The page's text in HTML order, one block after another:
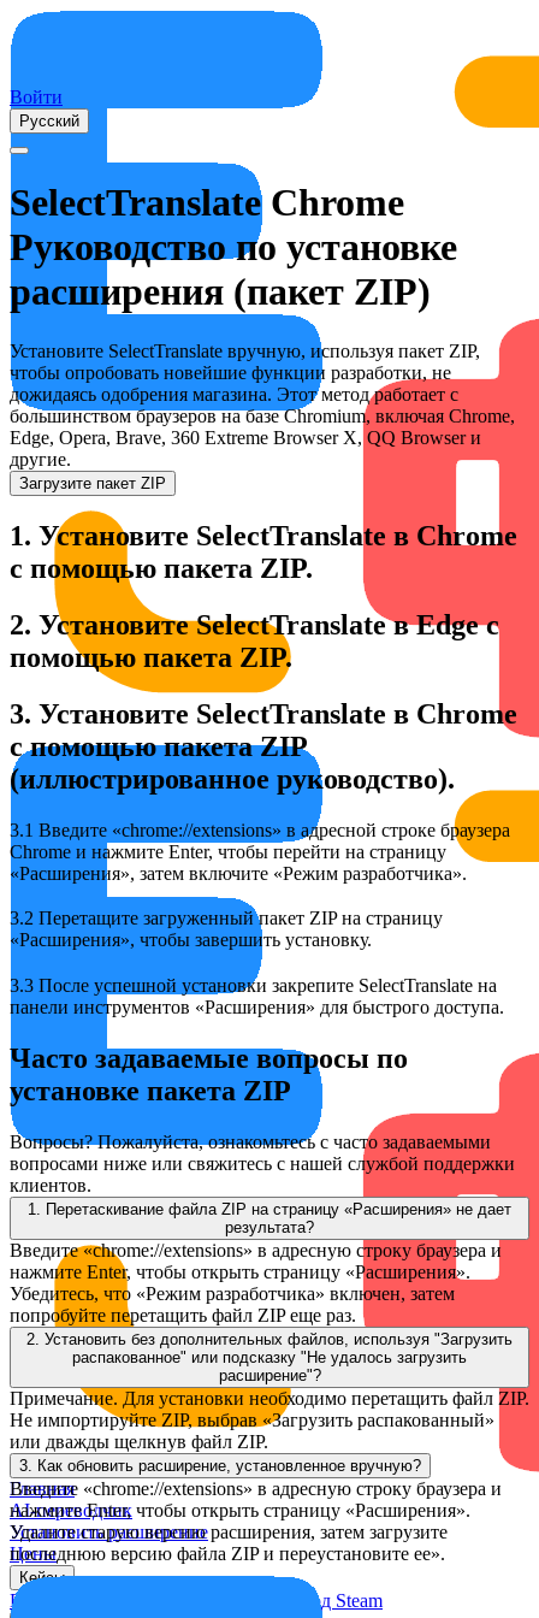
Главная
AI-переводчик
Установить расширение
Цены
Кейсы
Перевод видео Перевод Steam
Войти
Русский
SelectTranslate Chrome
Руководство по установке
расширения (пакет ZIP)
Установите SelectTranslate вручную, используя пакет ZIP,
чтобы опробовать новейшие функции разработки, не
дожидаясь одобрения магазина. Этот метод работает с
большинством браузеров на базе Chromium, включая Chrome,
Edge, Opera, Brave, 360 Extreme Browser X, QQ Browser и
другие.
Загрузите пакет ZIP
1. Установите SelectTranslate в Chrome
с помощью пакета ZIP.
2. Установите SelectTranslate в Edge с
помощью пакета ZIP.
3. Установите SelectTranslate в Chrome
с помощью пакета ZIP
(иллюстрированное руководство).
3.1 Введите «chrome://extensions» в адресной строке браузера
Chrome и нажмите Enter, чтобы перейти на страницу
«Расширения», затем включите «Режим разработчика».
3.2 Перетащите загруженный пакет ZIP на страницу
«Расширения», чтобы завершить установку.
3.3 После успешной установки закрепите SelectTranslate на
панели инструментов «Расширения» для быстрого доступа.
Часто задаваемые вопросы по
установке пакета ZIP
Вопросы? Пожалуйста, ознакомьтесь с часто задаваемыми
вопросами ниже или свяжитесь с нашей службой поддержки
клиентов.
1. Перетаскивание файла ZIP на страницу «Расширения» не дает
результата?
Введите «chrome://extensions» в адресную строку браузера и
нажмите Enter, чтобы открыть страницу «Расширения».
Убедитесь, что «Режим разработчика» включен, затем
попробуйте перетащить файл ZIP еще раз.
2. Установить без дополнительных файлов, используя "Загрузить
распакованное" или подсказку "Не удалось загрузить
расширение"?
Примечание. Для установки необходимо перетащить файл ZIP.
Не импортируйте ZIP, выбрав «Загрузить распакованный»
или дважды щелкнув файл ZIP.
3. Как обновить расширение, установленное вручную?
Введите «chrome://extensions» в адресную строку браузера и
нажмите Enter, чтобы открыть страницу «Расширения».
Удалите старую версию расширения, затем загрузите
последнюю версию файла ZIP и переустановите ее».